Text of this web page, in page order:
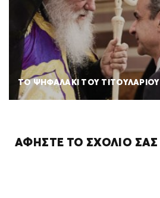
ΤΟ ΨΗΦΑΛΑΚΙ ΤΟΥ ΤΙΤΟΥΛΑΡΙΟΥ
ΑΦΉΣΤΕ ΤΟ ΣΧΌΛΙΌ ΣΑΣ